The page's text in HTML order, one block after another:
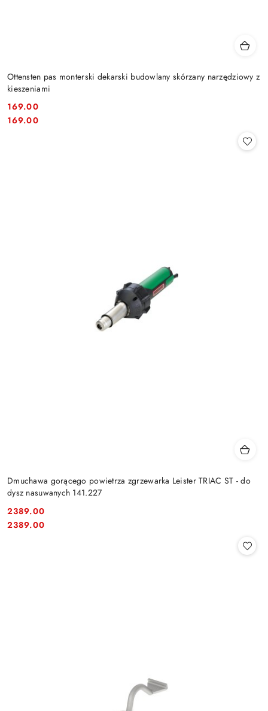
Ottensten pas monterski dekarski budowlany skórzany narzędziowy z
kieszeniami
Cena:
169.00
Cena:
169.00
Dmuchawa gorącego powietrza zgrzewarka Leister TRIAC ST - do
dysz nasuwanych 141.227
Cena:
2389.00
Cena:
2389.00